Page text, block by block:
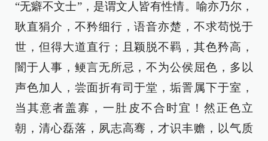
“无癖不文士”，是谓文人皆有性情。喻亦乃尔，
耿直狷介，不矜细行，语音亦楚，不求苟悦于
世，但得大道直行；且颖脱不羁，其色矜高，
闇于人事，鲠言无所忌，不为公侯屈色，多以
声色加人，尝面折有司于堂，垢詈属下于室，
当其意者盖寡，一肚皮不合时宜！然正色立
朝，清心磊落，夙志高骞，才识丰赡，以气质